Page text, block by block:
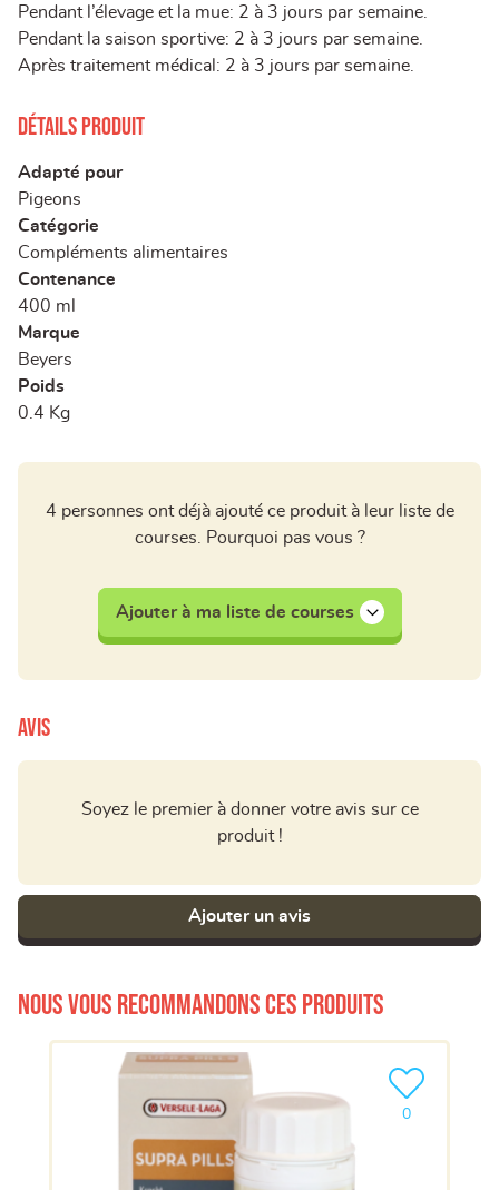
Pendant l’élevage et la mue: 2 à 3 jours par semaine.
Pendant la saison sportive: 2 à 3 jours par semaine.
Après traitement médical: 2 à 3 jours par semaine.
Détails produit
Adapté pour
Pigeons
Catégorie
Compléments alimentaires
Contenance
400 ml
Marque
Beyers
Poids
0.4 Kg
4 personnes ont déjà ajouté ce produit à leur liste de
courses. Pourquoi pas vous ?
Ajouter à ma liste de courses
Avis
Soyez le premier à donner votre avis sur ce
produit !
Ajouter un avis
Nous vous recommandons ces produits
0
Ajouter le